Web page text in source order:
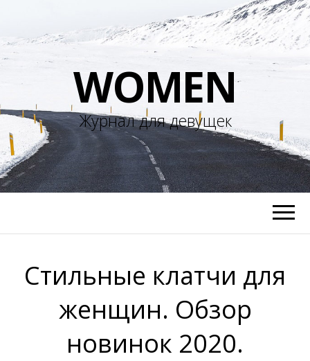
WOMEN
Журнал для девущек
Стильные клатчи для
женщин. Обзор
новинок 2020.